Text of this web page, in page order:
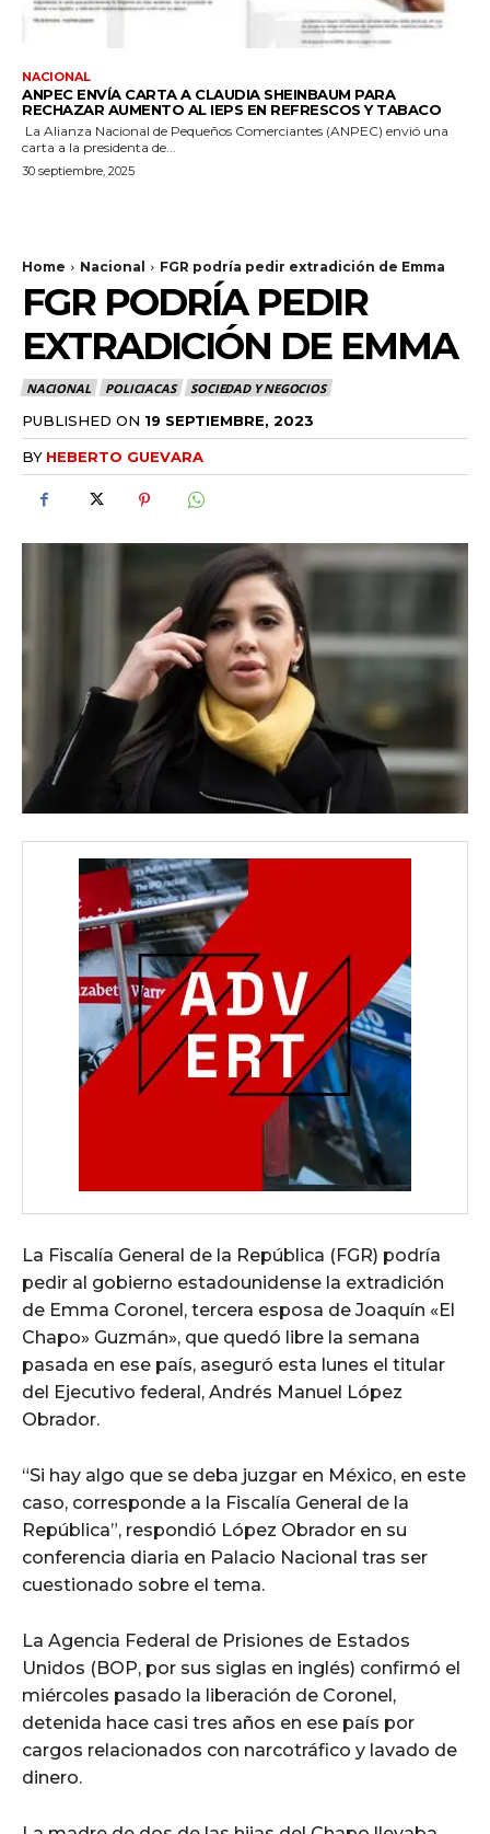
NACIONAL
ANPEC ENVÍA CARTA A CLAUDIA SHEINBAUM PARA
RECHAZAR AUMENTO AL IEPS EN REFRESCOS Y TABACO
La Alianza Nacional de Pequeños Comerciantes (ANPEC) envió una
carta a la presidenta de...
30 septiembre, 2025